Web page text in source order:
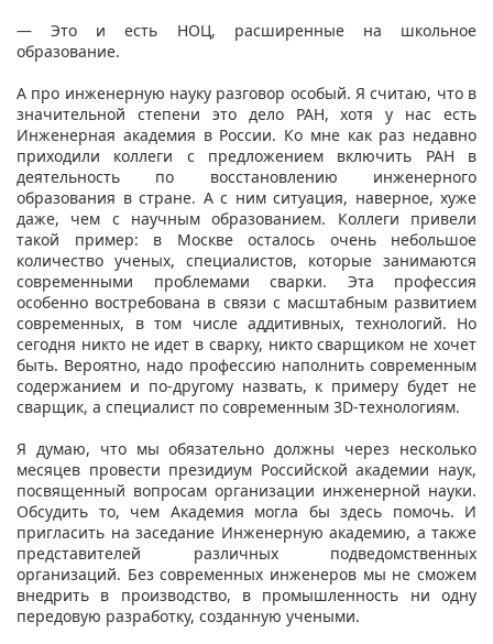
— Это и есть НОЦ, расширенные на школьное
образование.
А про инженерную науку разговор особый. Я считаю, что в
значительной степени это дело РАН, хотя у нас есть
Инженерная академия в России. Ко мне как раз недавно
приходили коллеги с предложением включить РАН в
деятельность по восстановлению инженерного
образования в стране. А с ним ситуация, наверное, хуже
даже, чем с научным образованием. Коллеги привели
такой пример: в Москве осталось очень небольшое
количество ученых, специалистов, которые занимаются
современными проблемами сварки. Эта профессия
особенно востребована в связи с масштабным развитием
современных, в том числе аддитивных, технологий. Но
сегодня никто не идет в сварку, никто сварщиком не хочет
быть. Вероятно, надо профессию наполнить современным
содержанием и по-другому назвать, к примеру будет не
сварщик, а специалист по современным 3D-технологиям.
Я думаю, что мы обязательно должны через несколько
месяцев провести президиум Российской академии наук,
посвященный вопросам организации инженерной науки.
Обсудить то, чем Академия могла бы здесь помочь. И
пригласить на заседание Инженерную академию, а также
представителей различных подведомственных
организаций. Без современных инженеров мы не сможем
внедрить в производство, в промышленность ни одну
передовую разработку, созданную учеными.